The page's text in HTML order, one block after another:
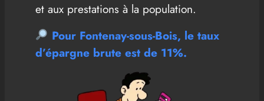
et aux prestations à la population.
Pour Fontenay-sous-Bois, le taux
d’épargne brute est de 11%.